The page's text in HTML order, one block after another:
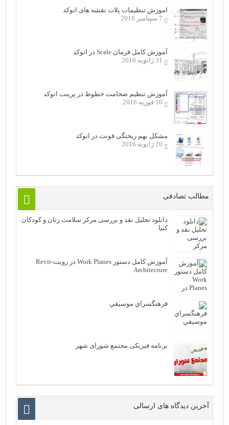
اموزش تنظیمات پلات نقشه های اتوکد
7 سپتامبر 2016
آموزش کامل فرمان Scale در اتوکد
31 ژانویه 2016
آموزش تنظیم ضخامت خطوط در پرینت اتوکد
10 فوریه 2016
مشکل بهم ریختگی فونت در اتوکد
20 ژانویه 2016
مطالب تصادفی
دانلود تحلیل نقد و بررسی مرکز سلامت زنان و کودکان
کنیا
آموزش کامل دستور Work Planes در رویت-Revit
Architecture
فرهنگسراي موسيقي
برنامه فیزیکی مجتمع شورای شهر
آخرین دیدگاه های ارسالی